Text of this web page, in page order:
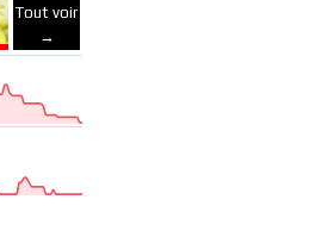
Tout voir
→